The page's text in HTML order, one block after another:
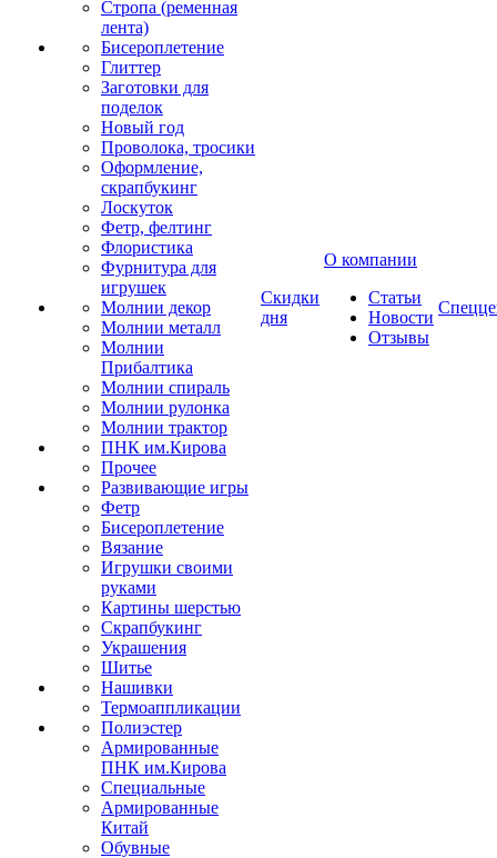
Стропа (ременная
лента)
Бисероплетение
Глиттер
Заготовки для
поделок
Новый год
Проволока, тросики
Оформление,
скрапбукинг
Лоскуток
Фетр, фелтинг
Флористика
Фурнитура для
игрушек
Молнии декор
Молнии металл
Молнии
Прибалтика
Молнии спираль
Молнии рулонка
Молнии трактор
ПНК им.Кирова
Прочее
Развивающие игры
Фетр
Бисероплетение
Вязание
Игрушки своими
руками
Картины шерстью
Скрапбукинг
Украшения
Шитье
Нашивки
Термоаппликации
Полиэстер
Армированные
ПНК им.Кирова
Специальные
Армированные
Китай
Обувные
Скидки
дня
О компании
Статьи
Новости
Отзывы